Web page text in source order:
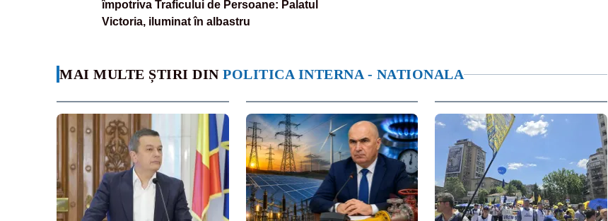
împotriva Traficului de Persoane: Palatul
Victoria, iluminat în albastru
MAI MULTE ȘTIRI DIN POLITICA INTERNA - NATIONALA